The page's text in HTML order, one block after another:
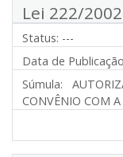
Lei 222/2002
Status: ---
Data de
Súmula:
CONVÊNIO COM A